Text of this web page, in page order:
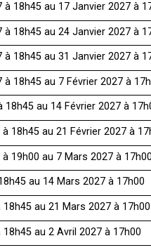
à 18h45 au 17 Janvier 2027 à
à 18h45 au 24 Janvier 2027 à
à 18h45 au 31 Janvier 2027 à
à 18h45 au 7 Février 2027 à
18h45 au 14 Février 2027 à
à 18h45 au 21 Février 2027 à
à 19h00 au 7 Mars 2027 à 17h00
au 14 Mars 2027 à 17h00
18h45 au 21 Mars 2027 à 17h00
18h45 au 2 Avril 2027 à 17h00